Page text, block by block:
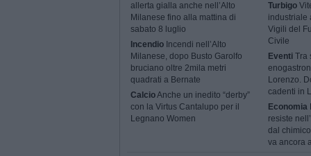
allerta gialla anche nell’Alto
Milanese fino alla mattina di
sabato 8 luglio
Incendio Incendi nell’Alto
Milanese, dopo Busto Garolfo
bruciano oltre 2mila metri
quadrati a Bernate
CalcioAnche un inedito “derby”
con la Virtus Cantalupo per il
Legnano Women
Turbigo
industriale
Vigili del
Civile
EventiTra
Lorenzo.
cadenti in
Economia
resiste
dal
va ancora